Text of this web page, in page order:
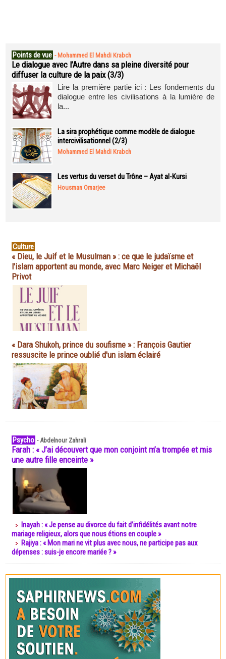
Points de vue - Mohammed El Mahdi Krabch
Le dialogue avec l’Autre dans sa pleine diversité pour
diffuser la culture de la paix (3/3)
Lire la première partie ici : Les fondements du
dialogue entre les civilisations à la lumière de
la...
La sira prophétique comme modèle de dialogue
intercivilisationnel (2/3)
Mohammed El Mahdi Krabch
Les vertus du verset du Trône – Ayat al-Kursi
Housman Omarjee
Culture
« Dieu, le Juif et le Musulman » : ce que le judaïsme et
l'islam apportent au monde, avec Marc Neiger et Michaël
Privot
« Dara Shukoh, prince du soufisme » : François Gautier
ressuscite le prince oublié d'un islam éclairé
Psycho -Abdelnour Zahrali
Farah : « J’ai découvert que mon conjoint m’a trompée et mis
une autre fille enceinte »
Inayah : « Je pense au divorce du fait d’infidélités avant notre
mariage religieux, alors que nous étions en couple »
Rajiya : « Mon mari ne vit plus avec nous, ne participe pas aux
dépenses : suis-je encore mariée ? »